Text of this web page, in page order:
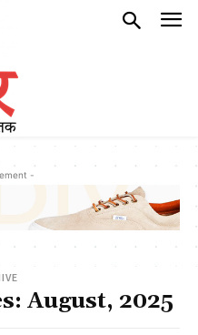
-
August, 2025